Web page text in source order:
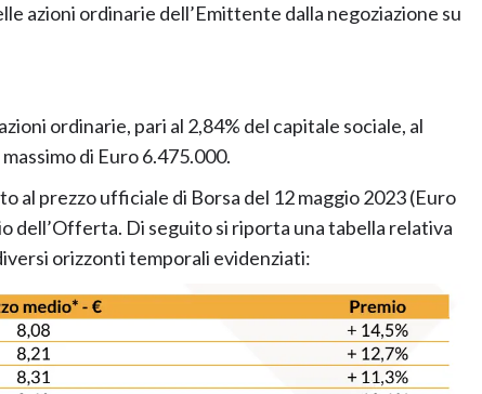
azioni ordinarie dell’Emittente dalla negoziazione su
ordinarie, pari al 2,84% del capitale sociale, al
di Euro 6.475.000.
al prezzo ufficiale di Borsa del 12 maggio 2023 (Euro
dell’Offerta. Di seguito si riporta una tabella relativa
orizzonti temporali evidenziati: